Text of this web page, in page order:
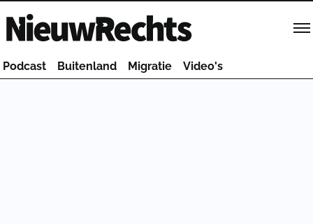
Homepage van NieuwRechts
Podcast Buitenland Migratie Video's